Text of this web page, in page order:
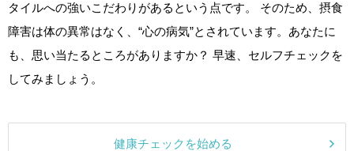
タイルへの強いこだわりがあるという点です。 そのため、摂食
障害は体の異常はなく、“心の病気”とされています。あなたに
も、思い当たるところがありますか？ 早速、セルフチェックを
してみましょう。
健康チェックを始める